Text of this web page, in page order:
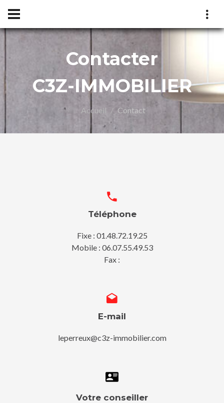
Contacter
C3Z-IMMOBILIER
Accueil Contact
Téléphone
Fixe : 01.48.72.19.25
Mobile : 06.07.55.49.53
Fax :
E-mail
leperreux@c3z-immobilier.com
Votre conseiller